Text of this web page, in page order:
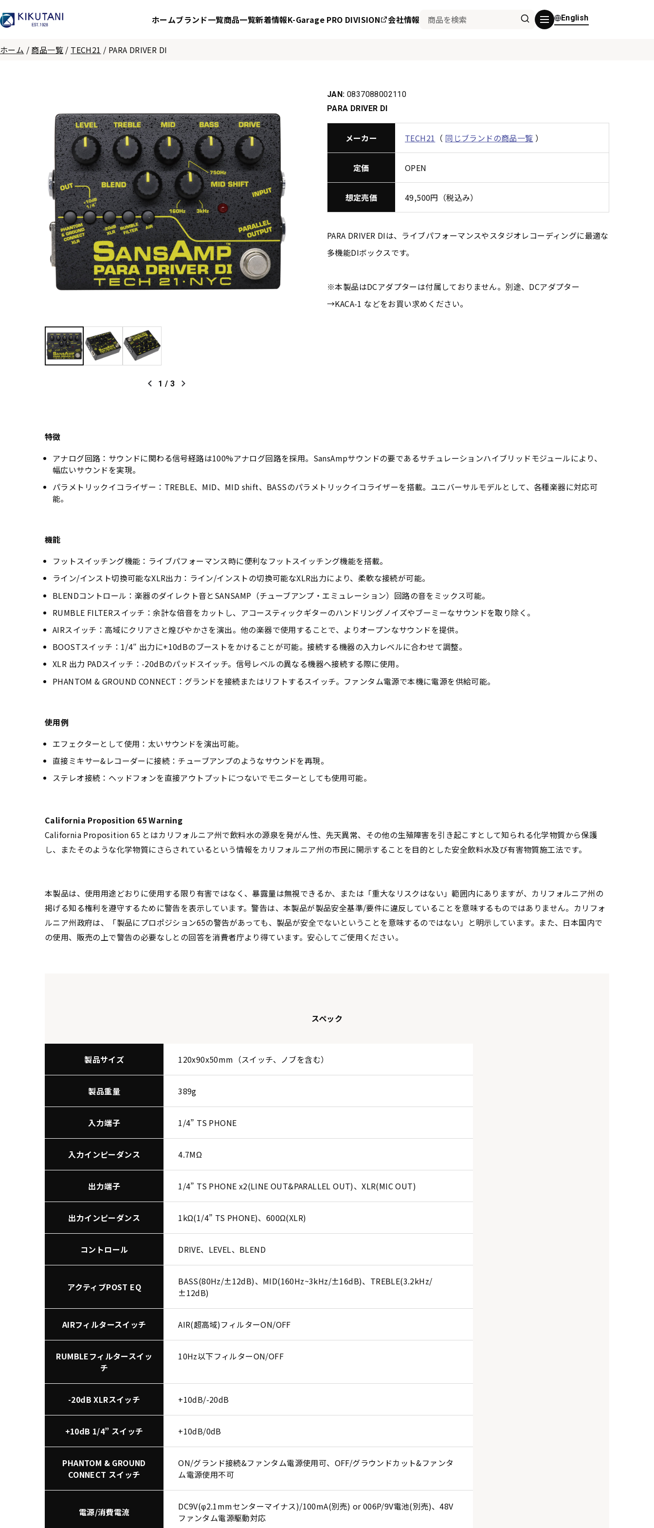
ホームブランド一覧商品一覧新着情報K-Garage PRO DIVISION 会社情報 English
ホーム / 商品一覧 / TECH21 / PARA DRIVER DI
1 / 3
JAN: 0837088002110
PARA DRIVER DI
メーカー TECH21 （ 同じブランドの商品一覧 ）
定価 OPEN
想定売価 49,500円（税込み）
PARA DRIVER DIは、ライブパフォーマンスやスタジオレコーディングに最適な
多機能DIボックスです。
※本製品はDCアダプターは付属しておりません。別途、DCアダプター
→KACA-1 などをお買い求めください。
特徴
アナログ回路：サウンドに関わる信号経路は100%アナログ回路を採用。SansAmpサウンドの要であるサチュレーションハイブリッドモジュールにより、
幅広いサウンドを実現。
パラメトリックイコライザー：TREBLE、MID、MID shift、BASSのパラメトリックイコライザーを搭載。ユニバーサルモデルとして、各種楽器に対応可
能。
機能
フットスイッチング機能：ライブパフォーマンス時に便利なフットスイッチング機能を搭載。
ライン/インスト切換可能なXLR出力：ライン/インストの切換可能なXLR出力により、柔軟な接続が可能。
BLENDコントロール：楽器のダイレクト音とSANSAMP（チューブアンプ・エミュレーション）回路の音をミックス可能。
RUMBLE FILTERスイッチ：余計な倍音をカットし、アコースティックギターのハンドリングノイズやブーミーなサウンドを取り除く。
AIRスイッチ：高域にクリアさと煌びやかさを演出。他の楽器で使用することで、よりオープンなサウンドを提供。
BOOSTスイッチ：1/4″ 出力に+10dBのブーストをかけることが可能。接続する機器の入力レベルに合わせて調整。
XLR 出力 PADスイッチ：-20dBのパッドスイッチ。信号レベルの異なる機器へ接続する際に使用。
PHANTOM & GROUND CONNECT：グランドを接続またはリフトするスイッチ。ファンタム電源で本機に電源を供給可能。
使用例
エフェクターとして使用：太いサウンドを演出可能。
直接ミキサー&レコーダーに接続：チューブアンプのようなサウンドを再現。
ステレオ接続：ヘッドフォンを直接アウトプットにつないでモニターとしても使用可能。
California Proposition 65 Warning
California Proposition 65 とはカリフォルニア州で飲料水の源泉を発がん性、先天異常、その他の生殖障害を引き起こすとして知られる化学物質から保護
し、またそのような化学物質にさらされているという情報をカリフォルニア州の市民に開示することを目的とした安全飲料水及び有害物質施工法です。
本製品は、使用用途どおりに使用する限り有害ではなく、暴露量は無視できるか、または「重大なリスクはない」範囲内にありますが、カリフォルニア州の
掲げる知る権利を遵守するために警告を表示しています。警告は、本製品が製品安全基準/要件に違反していることを意味するものではありません。カリフォ
ルニア州政府は、「製品にプロポジション65の警告があっても、製品が安全でないということを意味するのではない」と明示しています。また、日本国内で
の使用、販売の上で警告の必要なしとの回答を消費者庁より得ています。安心してご使用ください。
スペック
製品サイズ 120x90x50mm（スイッチ、ノブを含む）
製品重量 389g
入力端子 1/4” TS PHONE
入力インピーダンス 4.7MΩ
出力端子 1/4” TS PHONE x2(LINE OUT&PARALLEL OUT)、XLR(MIC OUT)
出力インピーダンス 1kΩ(1/4” TS PHONE)、600Ω(XLR)
コントロール DRIVE、LEVEL、BLEND
アクティブPOST EQ
BASS(80Hz/±12dB)、MID(160Hz~3kHz/±16dB)、TREBLE(3.2kHz/
±12dB)
AIRフィルタースイッチ AIR(超高域)フィルターON/OFF
RUMBLEフィルタースイッ
チ
10Hz以下フィルターON/OFF
-20dB XLRスイッチ +10dB/-20dB
+10dB 1/4” スイッチ +10dB/0dB
PHANTOM & GROUND
CONNECT スイッチ
ON/グランド接続&ファンタム電源使用可、OFF/グラウンドカット&ファンタ
ム電源使用不可
電源/消費電流
DC9V(φ2.1mmセンターマイナス)/100mA(別売) or 006P/9V電池(別売)、48V
ファンタム電源駆動対応